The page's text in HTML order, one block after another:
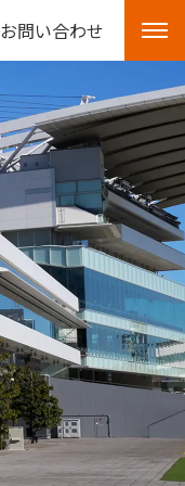
お問い合わせ